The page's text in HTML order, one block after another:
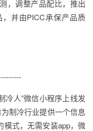
，调整产品配比，推出
并由PICC承保产品质
冷人”微信小程序上线发
制冷行业提供一个信息
模式，无需安装app，微